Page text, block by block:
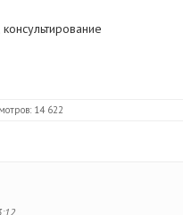
14 622